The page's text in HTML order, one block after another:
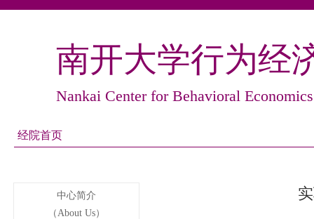
南开大学行为经
Nankai Center for Behavioral Economics
经院首页
中心简介
（About Us）